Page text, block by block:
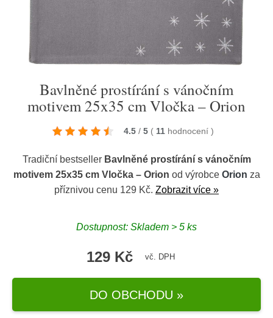
Bavlněné prostírání s vánočním
motivem 25x35 cm Vločka – Orion
4.5 / 5 ( 11 hodnocení )
Tradiční bestseller Bavlněné prostírání s vánočním
motivem 25x35 cm Vločka – Orion od výrobce Orion za
příznivou cenu 129 Kč. Zobrazit více »
Dostupnost: Skladem > 5 ks
129 Kč vč. DPH
DO OBCHODU »